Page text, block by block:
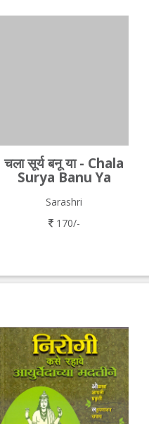
चला सूर्य बनू या - Chala
Surya Banu Ya
Sarashri
170/-